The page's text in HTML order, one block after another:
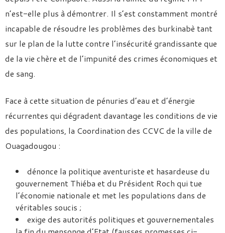
n’est-elle plus à démontrer. Il s’est constamment montré
incapable de résoudre les problèmes des burkinabè tant
sur le plan de la lutte contre l’insécurité grandissante que
de la vie chère et de l’impunité des crimes économiques et
de sang.
Face à cette situation de pénuries d’eau et d’énergie
récurrentes qui dégradent davantage les conditions de vie
des populations, la Coordination des CCVC de la ville de
Ouagadougou :
dénonce la politique aventuriste et hasardeuse du
gouvernement Thiéba et du Président Roch qui tue
l’économie nationale et met les populations dans de
véritables soucis ;
exige des autorités politiques et gouvernementales